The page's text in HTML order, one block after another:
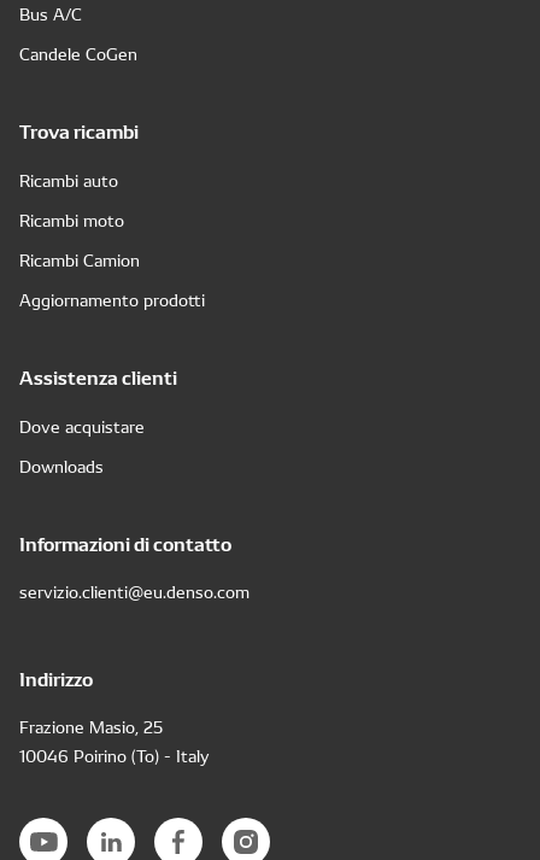
Bus A/C
Candele CoGen
Trova ricambi
Ricambi auto
Ricambi moto
Ricambi Camion
Aggiornamento prodotti
Assistenza clienti
Dove acquistare
Downloads
Informazioni di contatto
servizio.clienti@eu.denso.com
Indirizzo
Frazione Masio, 25
10046 Poirino (To) - Italy